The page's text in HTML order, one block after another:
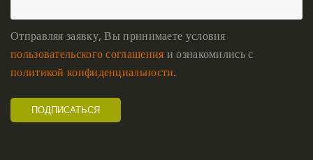
Отправляя заявку, Вы принимаете условия
пользовательского соглашения и ознакомились с
политикой конфиденциальности.